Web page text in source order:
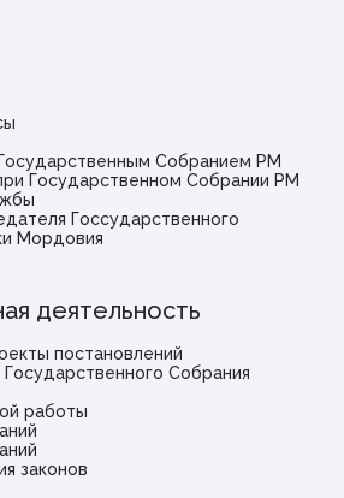
Собранием РМ
Государственном Собрании РМ
Госсударственного
Мордовия
деятельность
постановлений
Собрания
работы
законов